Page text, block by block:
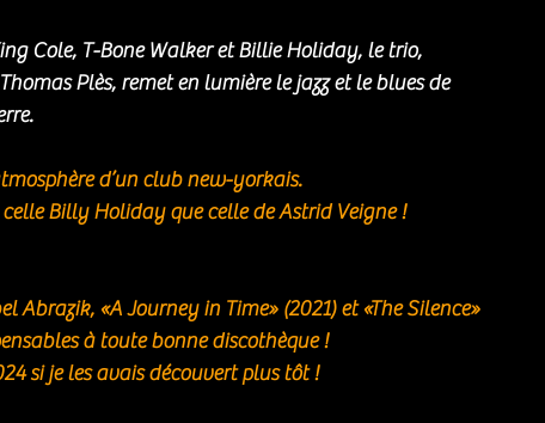
Cole, T-Bone Walker et Billie Holiday, le trio,
Plès, remet en lumière le jazz et le blues de
d’un club new-yorkais.
Billy Holiday que celle de Astrid Veigne !
«A Journey in Time» (2021) et «The Silence»
à toute bonne discothèque !
si je les avais découvert plus tôt !